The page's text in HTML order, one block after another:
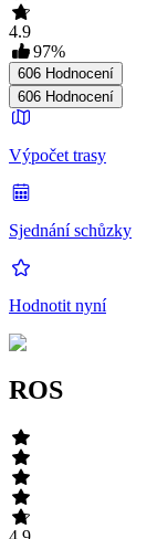
4.9
97%
606 Hodnocení
606 Hodnocení
Výpočet trasy
Sjednání schůzky
Hodnotit nyní
ROS